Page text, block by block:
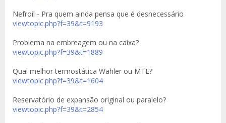
Nefroil - Pra quem ainda pensa que é desnecessário
viewtopic.php?f=39&t=9193
Problema na embreagem ou na caixa?
viewtopic.php?f=39&t=1889
Qual melhor termostática Wahler ou MTE?
viewtopic.php?f=39&t=1604
Reservatório de expansão original ou paralelo?
viewtopic.php?f=39&t=2854